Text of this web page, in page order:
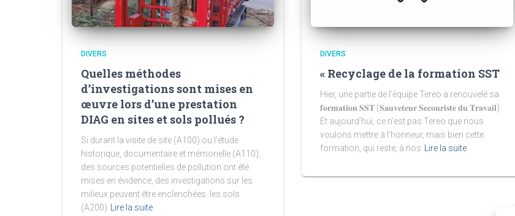
DIVERS
Quelles méthodes
d’investigations sont mises en
œuvre lors d’une prestation
DIAG en sites et sols pollués ?
Si durant la visite de site (A100) ou l’étude
historique, documentaire et mémorielle (A110),
des sources potentielles de pollution ont été
mises en évidence, des investigations sur les
milieux peuvent être enclenchées. les sols
(A200)
Lire la suite
DIVERS
« Recyclage de la formation SST
Hier, une partie de l’équipe Tereo a renouvelé sa
𝐟𝐨𝐫𝐦𝐚𝐭𝐢𝐨𝐧 𝐒𝐒𝐓 (𝐒𝐚𝐮𝐯𝐞𝐭𝐞𝐮𝐫 𝐒𝐞𝐜𝐨𝐮𝐫𝐢𝐬𝐭𝐞 𝐝𝐮 𝐓𝐫𝐚𝐯𝐚𝐢𝐥).
Et aujourd’hui, ce n’est pas Tereo que nous
voulons mettre à l’honneur, mais bien cette
formation, qui reste, à nos
Lire la suite